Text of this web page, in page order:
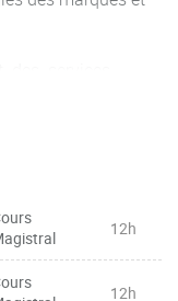
en contexte
la langue»)
12h
12h